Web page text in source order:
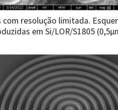
resolução limitada.
em Si/LOR/S1805